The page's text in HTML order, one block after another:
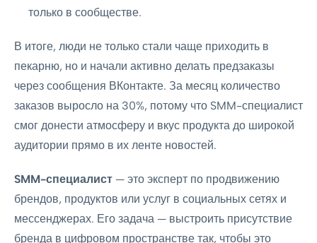
только в сообществе.
В итоге, люди не только стали чаще приходить в
пекарню, но и начали активно делать предзаказы
через сообщения ВКонтакте. За месяц количество
заказов выросло на 30%, потому что SMM-специалист
смог донести атмосферу и вкус продукта до широкой
аудитории прямо в их ленте новостей.
SMM-специалист — это эксперт по продвижению
брендов, продуктов или услуг в социальных сетях и
мессенджерах. Его задача — выстроить присутствие
бренда в цифровом пространстве так, чтобы это